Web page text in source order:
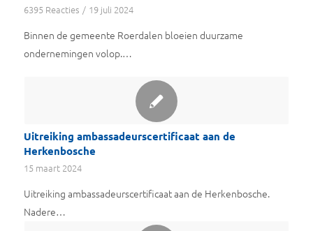
6395 Reacties / 19 juli 2024
Binnen de gemeente Roerdalen bloeien duurzame
ondernemingen volop.…
Uitreiking ambassadeurscertificaat aan de
Herkenbosche
15 maart 2024
Uitreiking ambassadeurscertificaat aan de Herkenbosche.
Nadere…